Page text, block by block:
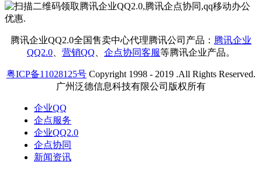
腾讯企业QQ2.0全国售卖中心代理腾讯公司产品： 腾讯企业
QQ2.0
营销QQ 企点协同客服等腾讯企业产品。
粤ICP备11028125号 Copyright 1998 - 2019 .All Rights Reserved.
广州泛德信息科技有限公司版权所有
企业QQ
企点服务
企业QQ2.0
企点协同
新闻资讯